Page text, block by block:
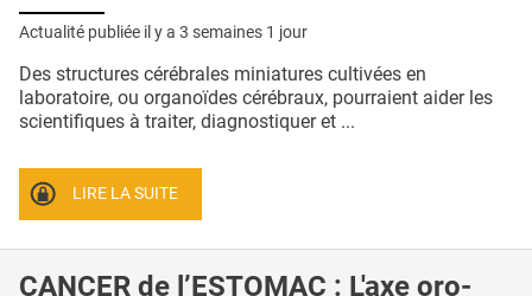
Actualité publiée il y a 3 semaines 1 jour
Des structures cérébrales miniatures cultivées en
laboratoire, ou organoïdes cérébraux, pourraient aider les
scientifiques à traiter, diagnostiquer et ...
LIRE LA SUITE
CANCER de l’ESTOMAC : L'axe oro-